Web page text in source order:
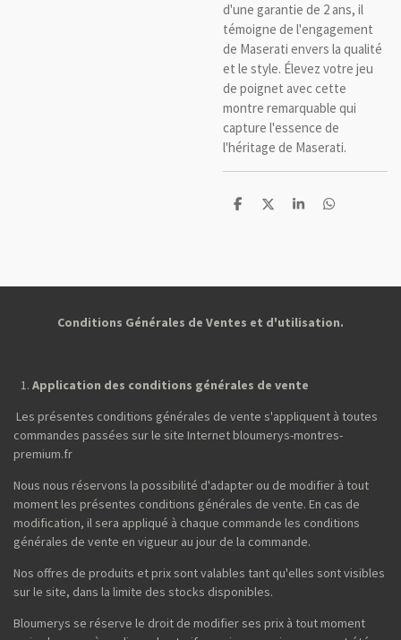
d'une garantie de 2 ans, il
témoigne de l'engagement
de Maserati envers la qualité
et le style. Élevez votre jeu
de poignet avec cette
montre remarquable qui
capture l'essence de
l'héritage de Maserati.
P
e
P
e
P
e
P
e
Conditions Générales de Ventes et d'utilisation.
Application des conditions générales de vente
Les présentes conditions générales de vente s'appliquent à toutes
commandes passées sur le site Internet bloumerys-montres-
premium.fr
Nous nous réservons la possibilité d'adapter ou de modifier à tout
moment les présentes conditions générales de vente. En cas de
modification, il sera appliqué à chaque commande les conditions
générales de vente en vigueur au jour de la commande.
Nos offres de produits et prix sont valables tant qu'elles sont visibles
sur le site, dans la limite des stocks disponibles.
Bloumerys se réserve le droit de modifier ses prix à tout moment